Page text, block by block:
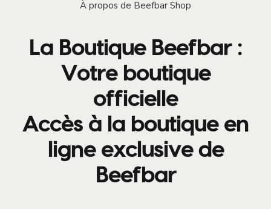
À propos de Beefbar Shop
La Boutique Beefbar :
Votre boutique
officielle
Accès à la boutique en
ligne exclusive de
Beefbar